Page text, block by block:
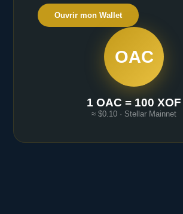
Ouvrir mon Wallet
OAC
1 OAC = 100 XOF
≈ $0.10 · Stellar Mainnet